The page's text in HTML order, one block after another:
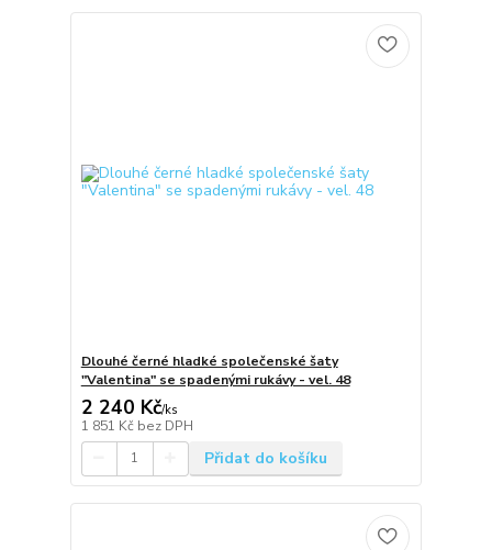
Dlouhé černé hladké společenské šaty
"Valentina" se spadenými rukávy - vel. 48
2 240 Kč/ks
1 851 Kč bez DPH
Přidat do košíku